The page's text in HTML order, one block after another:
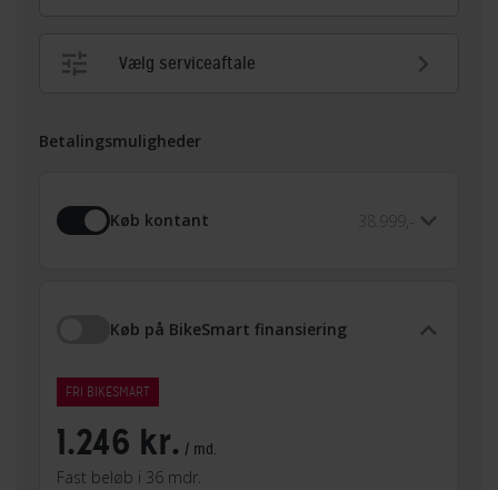
Vælg serviceaftale
Betalingsmuligheder
Køb kontant 38.999,-
Køb på BikeSmart finansiering
FRI BIKESMART
1.246 kr. / md.
Fast beløb i 36 mdr.